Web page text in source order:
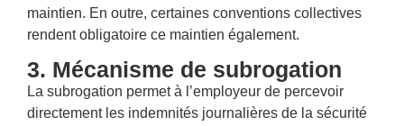
maintien. En outre, certaines conventions collectives
rendent obligatoire ce maintien également.
3. Mécanisme de subrogation
La subrogation permet à l’employeur de percevoir
directement les indemnités journalières de la sécurité